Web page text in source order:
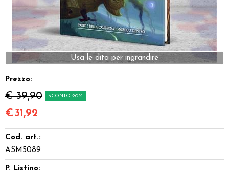
Accessori
Giocattoli e Gadget
Offerte del Dragone
Prezzo:
€ 39,90 SCONTO 20%
€31,92
Cod. art.:
ASM5089
P. Listino: